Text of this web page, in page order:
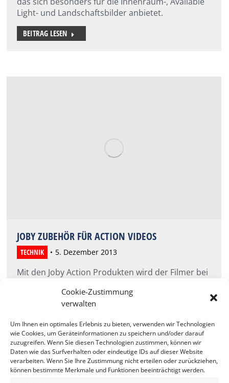
Cookie-Zustimmung
verwalten
Um Ihnen ein optimales Erlebnis zu bieten, verwenden wir Technologien
wie Cookies, um Geräteinformationen zu speichern und/oder darauf
zuzugreifen. Wenn Sie diesen Technologien zustimmen, können wir
Daten wie das Surfverhalten oder eindeutige IDs auf dieser Website
verarbeiten. Wenn Sie Ihre Zustimmung nicht erteilen oder zurückziehen,
können bestimmte Merkmale und Funktionen beeinträchtigt werden.
Light- und Landschaftsbilder anbietet.
BEITRAG LESEN
JOBY ZUBEHÖR FÜR ACTION VIDEOS
TECHNIK 5. Dezember 2013
Mit den Joby Action Produkten wird der Filmer bei
Regisseur und gleichzeitig Star seiner Action-Clips.
Dafür sorgen der GorillaPod Action Tripod, die
+ Gorilla Arm.
BEITRAG LESEN